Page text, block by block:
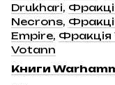
Drukhari,
Necrons,
Empire, Фракція
Votann
Книги